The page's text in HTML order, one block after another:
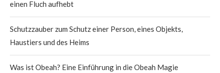
einen Fluch aufhebt
Schutzzauber zum Schutz einer Person, eines Objekts,
Haustiers und des Heims
Was ist Obeah? Eine Einführung in die Obeah Magie